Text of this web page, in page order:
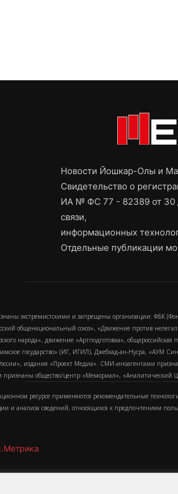
Новости Йошкар-Олы и
Свидетельство о
ИА № ФС 77 - 82389 от 30
связи,
информационных
Отдельные публикации
экстремистскими и запрещены организации: ФБК
общенациональный союз», «Движение против
народа», движение «Артподготовка»,
государство» (ИГ, ИГИЛ), Джебхад-ан-Нусра, «АУМ
издания «Проект Медиа». СМИ-иноагентами
признаны общество/центр «Мемориал», «Аналитический
ресурсе применяются рекомендательные
и анализа сведений, относящихся к предпочтениям